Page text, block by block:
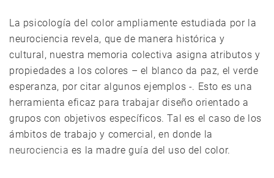
La psicología del color ampliamente estudiada por la
neurociencia revela, que de manera histórica y
cultural, nuestra memoria colectiva asigna atributos y
propiedades a los colores – el blanco da paz, el verde
esperanza, por citar algunos ejemplos -. Esto es una
herramienta eficaz para trabajar diseño orientado a
grupos con objetivos específicos. Tal es el caso de los
ámbitos de trabajo y comercial, en donde la
neurociencia es la madre guía del uso del color.